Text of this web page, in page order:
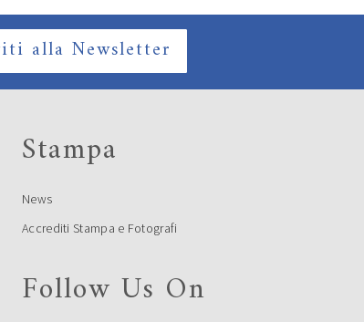
alla Newsletter
Stampa
News
Accrediti Stampa e Fotografi
Follow Us On